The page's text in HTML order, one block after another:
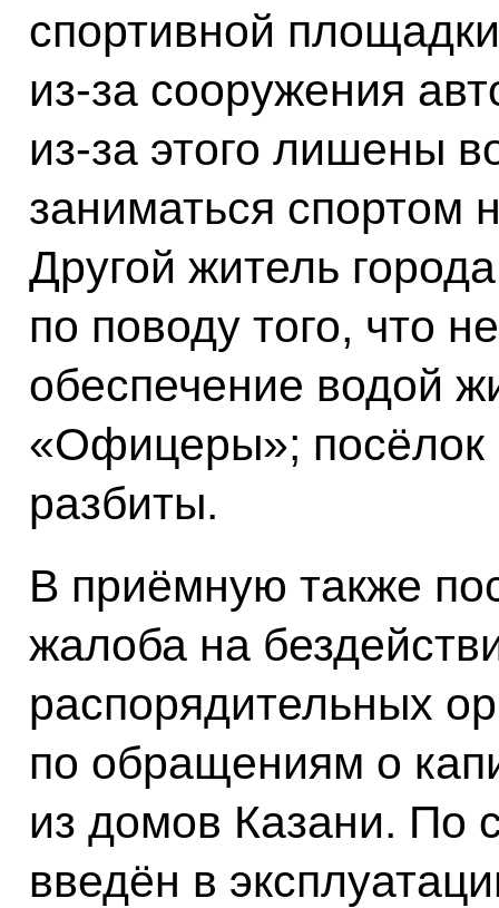
спортивной
из‑за сооружения
из‑за этого лишены
заниматься спортом
Другой житель
по поводу того, что
обеспечение водой
«Офицеры»; посёлок
разбиты.
В приёмную также
жалоба на
распорядительных
по обращениям о
из домов Казани. По
введён в